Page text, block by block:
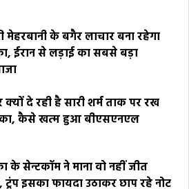
मेहरबानी के बगैर लाचार बना रहेगा
ईरान से लड़ाई का सबसे बड़ा
दे रही है सारी शर्म ताक पर रख
कैसे खत्म हुआ बीएसएनएल
के सेन्टकॉम ने माना वो नहीं जीत
इसका फायदा उठाकर छाप रहे नोट